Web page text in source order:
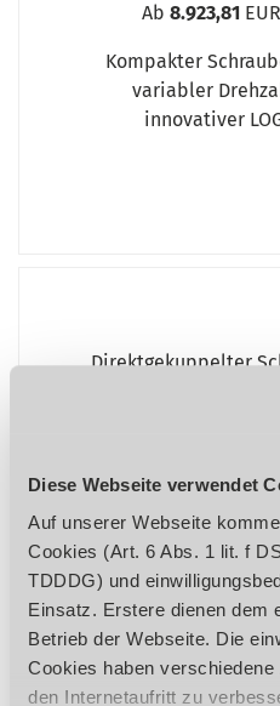
Diese Webseite verwendet
Auf unserer Webseite
Cookies (Art. 6 Abs. 1 lit. f
TDDDG) und
Einsatz. Erstere dienen dem
Betrieb der Webseite. Die
Cookies haben
den Internetaufritt zu
Ab 8.923,81
Kompakter
variabler
innovativer
Direktgekuppelter
ZEIGE